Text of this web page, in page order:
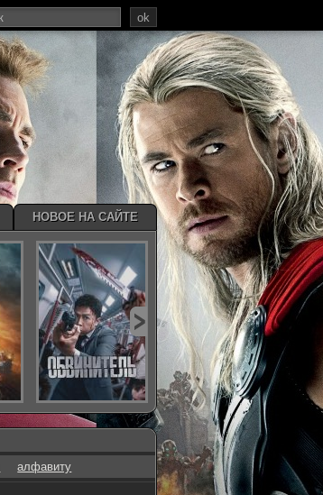
алфавиту
ok
НОВОЕ НА САЙТЕ